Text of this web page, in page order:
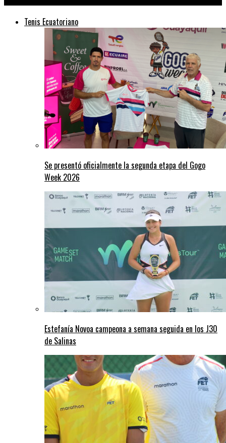
Tenis Ecuatoriano
Se presentó oficialmente la segunda etapa del Gogo
Week 2026
Estefanía Novoa campeona a semana seguida en los J30
de Salinas